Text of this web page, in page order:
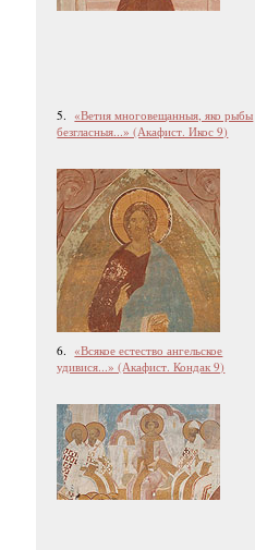
5. «Ветия многовещанныя, яко рыбы
безгласныя...» (Акафист. Икос 9)
6. «Всякое естество ангельское
удивися...» (Акафист. Кондак 9)